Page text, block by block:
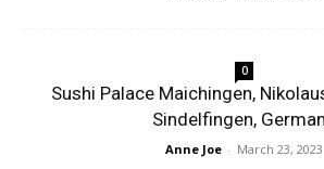
0
Sushi Palace Maichingen,
Sindelfingen,
Anne Joe - March 23, 2023